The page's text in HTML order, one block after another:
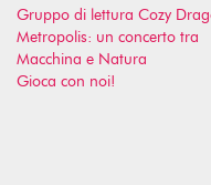
Gruppo di lettura Cozy
Metropolis: un concerto tra
Macchina e Natura
Gioca con noi!